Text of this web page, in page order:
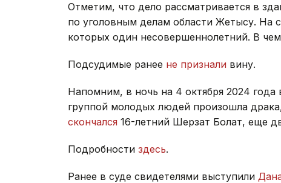
Отметим, что дело рассматривается в
по уголовным делам области Жетысу. На
которых один несовершеннолетний. В
Подсудимые ранее не признали вину.
Напомним, в ночь на 4 октября 2024 года
группой молодых людей произошла
скончался 16-летний Шерзат Болат, еще
Подробности здесь.
Ранее в суде свидетелями выступили